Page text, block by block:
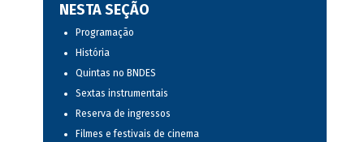
NESTA SEÇÃO
Programação
História
Quintas no BNDES
Sextas instrumentais
Reserva de ingressos
Filmes e festivais de cinema